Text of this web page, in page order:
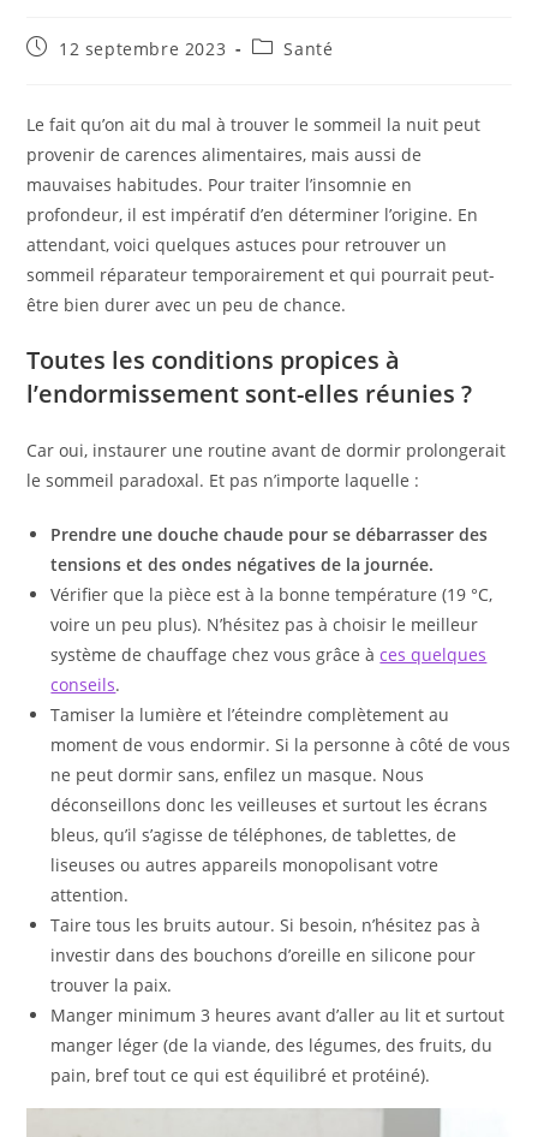
Publication
12 septembre 2023
PostSanté
Le fait qu’on ait du mal à trouver le sommeil la nuit peut
provenir de carences alimentaires, mais aussi de
mauvaises habitudes. Pour traiter l’insomnie en
profondeur, il est impératif d’en déterminer l’origine. En
attendant, voici quelques astuces pour retrouver un
sommeil réparateur temporairement et qui pourrait peut-
être bien durer avec un peu de chance.
Toutes les conditions propices à
l’endormissement sont-elles réunies ?
Car oui, instaurer une routine avant de dormir prolongerait
le sommeil paradoxal. Et pas n’importe laquelle :
Prendre une douche chaude pour se débarrasser des
tensions et des ondes négatives de la journée.
Vérifier que la pièce est à la bonne température (19 °C,
voire un peu plus). N’hésitez pas à choisir le meilleur
système de chauffage chez vous grâce àces quelques
conseils.
Tamiser la lumière et l’éteindre complètement au
moment de vous endormir. Si la personne à côté de vous
ne peut dormir sans, enfilez un masque. Nous
déconseillons donc les veilleuses et surtout les écrans
bleus, qu’il s’agisse de téléphones, de tablettes, de
liseuses ou autres appareils monopolisant votre
attention.
Taire tous les bruits autour. Si besoin, n’hésitez pas à
investir dans des bouchons d’oreille en silicone pour
trouver la paix.
Manger minimum 3 heures avant d’aller au lit et surtout
manger léger (de la viande, des légumes, des fruits, du
pain, bref tout ce qui est équilibré et protéiné).